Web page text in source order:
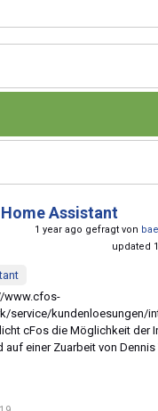
Assistant
1 year ago gefragt von
updated
www.cfos-
service/kundenloesungen/
cFos die Möglichkeit der
auf einer Zuarbeit von Dennis